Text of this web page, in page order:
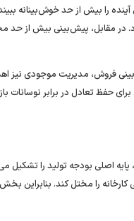
را بیش از حد خوش‌بینانه
در مقابل، پیش‌بینی بیش از حد
فروش، مدیریت موجودی نیز
حفظ تعادل در برابر نوسانات
پایه اصلی بودجه تولید را
کارخانه را مختل کند. بنابراین